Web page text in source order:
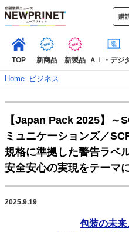
購
TOP 新商品 新製品 ＡＩ・デジ
新着記事 特集記事
インタビュー
コレクショ
カテゴリー一覧
新商品 新製品 ＡＩ・デジタル
SDGs・地域
人事・移転・異動・訃報
Home–ビジネス
【Japan Pack 2025】～
ミュニケーションズ／
規格に準拠した警告ラベ
安全安心の実現をテーマ
2025.9.19
包装の未